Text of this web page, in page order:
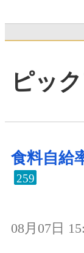
ピッ
食料自給
259
08月07日